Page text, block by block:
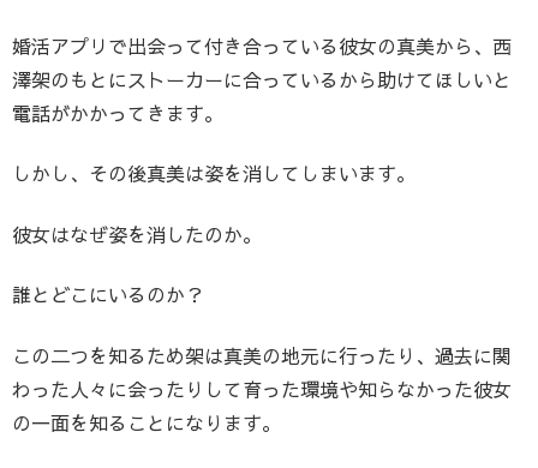
婚活アプリで出会って付き合っている彼女の真美から、西
澤架のもとにストーカーに合っているから助けてほしいと
電話がかかってきます。
しかし、その後真美は姿を消してしまいます。
彼女はなぜ姿を消したのか。
誰とどこにいるのか？
この二つを知るため架は真美の地元に行ったり、過去に関
わった人々に会ったりして育った環境や知らなかった彼女
の一面を知ることになります。